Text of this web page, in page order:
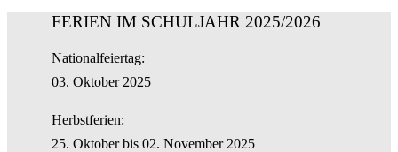
FERIEN IM SCHULJAHR 2025/2026
Nationalfeiertag:
03. Oktober 2025
Herbstferien:
25. Oktober bis 02. November 2025